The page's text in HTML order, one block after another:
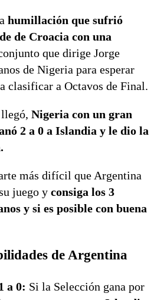
humillación que sufrió
de Croacia con una
que dirige Jorge
de Nigeria para esperar
clasificar a Octavos de Final.
Nigeria con un gran
2 a 0 a Islandia y le dio la
más difícil que Argentina
juego y consiga los 3
y si es posible con buena
de Argentina
a 0: Si la Selección gana por